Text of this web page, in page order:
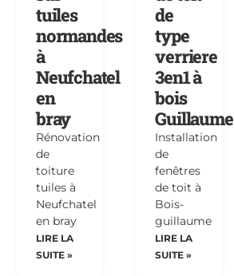
tuiles
normandes
à
Neufchatel
en
bray
Rénovation
de
toiture
tuiles à
Neufchatel
en bray
LIRE LA
SUITE »
de
type
verriere
3en1 à
bois
Guillaume
Installation
de
fenêtres
de toit à
Bois-
guillaume
LIRE LA
SUITE »